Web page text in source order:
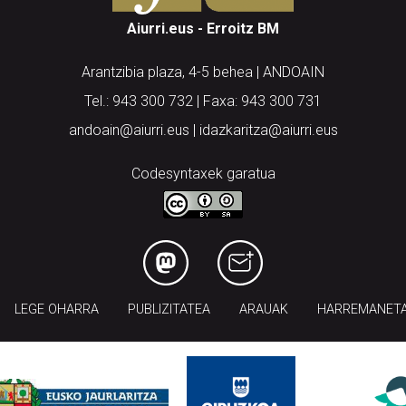
Aiurri.eus - Erroitz BM
Arantzibia plaza, 4-5 behea | ANDOAIN
Tel.: 943 300 732 | Faxa: 943 300 731
andoain@aiurri.eus | idazkaritza@aiurri.eus
Codesyntaxek garatua
LEGE OHARRA PUBLIZITATEA ARAUAK